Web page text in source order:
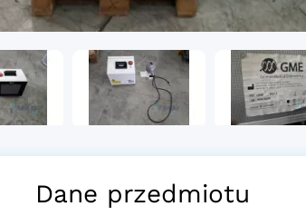
Dane przedmiotu